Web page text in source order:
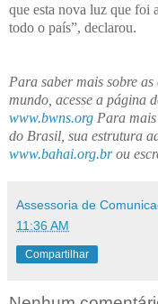
que esta nova luz que foi
todo o país”, declarou.
Para saber mais sobre
mundo, acesse a página
www.bwns.org Para
do Brasil, sua estrutura
www.bahai.org.brou
Assessoria de
11:36 AM
Compartilhar